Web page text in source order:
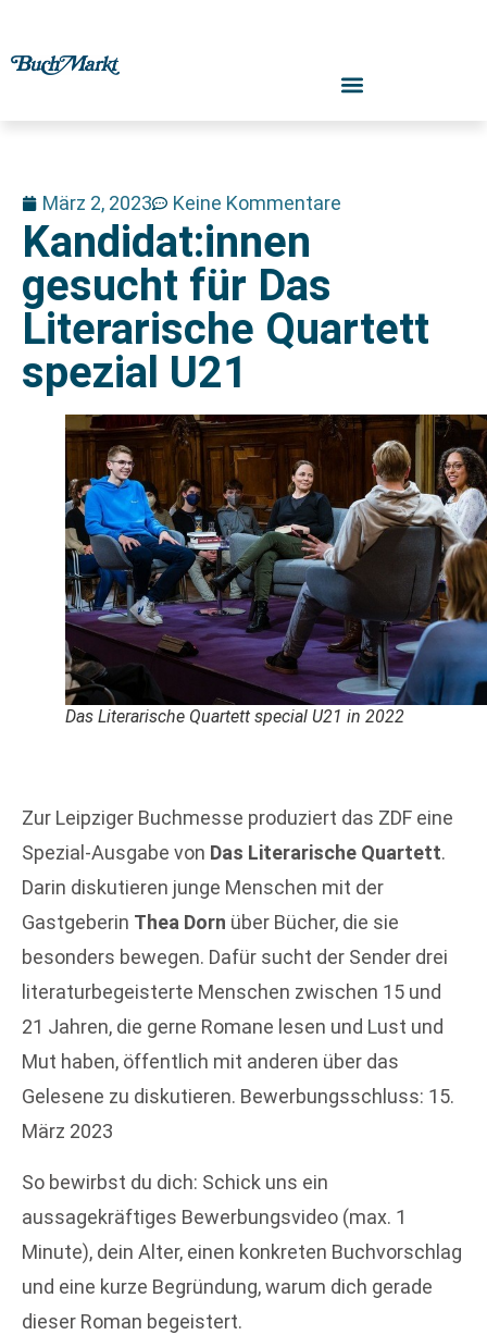
März 2, 2023 Keine Kommentare
Kandidat:innen
gesucht für Das
Literarische Quartett
spezial U21
Das Literarische Quartett special U21 in 2022
Zur Leipziger Buchmesse produziert das ZDF eine
Spezial-Ausgabe von Das Literarische Quartett.
Darin diskutieren junge Menschen mit der
Gastgeberin Thea Dorn über Bücher, die sie
besonders bewegen. Dafür sucht der Sender drei
literaturbegeisterte Menschen zwischen 15 und
21 Jahren, die gerne Romane lesen und Lust und
Mut haben, öffentlich mit anderen über das
Gelesene zu diskutieren. Bewerbungsschluss: 15.
März 2023
So bewirbst du dich: Schick uns ein
aussagekräftiges Bewerbungsvideo (max. 1
Minute), dein Alter, einen konkreten Buchvorschlag
und eine kurze Begründung, warum dich gerade
dieser Roman begeistert.